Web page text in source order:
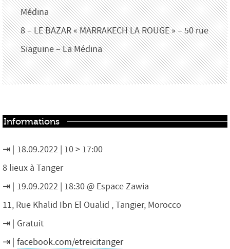
Médina
8 – LE BAZAR « MARRAKECH LA ROUGE » – 50 rue
Siaguine – La Médina
Informations
18.09.2022 | 10 > 17:00
8 lieux à Tanger
19.09.2022 | 18:30 @ Espace Zawia
11, Rue Khalid Ibn El Oualid , Tangier, Morocco
Gratuit
facebook.com/etreicitanger